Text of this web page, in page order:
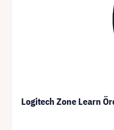
Logitech Zone Learn